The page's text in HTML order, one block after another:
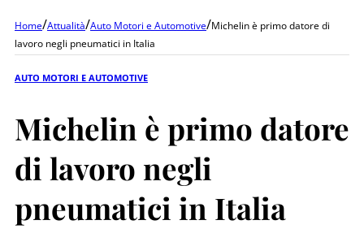
Home/Attualità/Auto Motori e Automotive/Michelin è primo datore di
lavoro negli pneumatici in Italia
AUTO MOTORI E AUTOMOTIVE
Michelin è primo datore
di lavoro negli
pneumatici in Italia